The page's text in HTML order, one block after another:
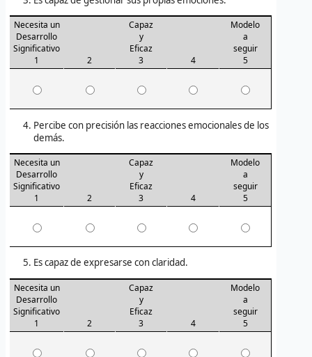
Necesita un
Desarrollo
Significativo
1
2
Capaz
y
Eficaz
3
4
Modelo
a
seguir
5
Percibe con precisión las reacciones emocionales de los
demás.
Necesita un
Desarrollo
Significativo
1
2
Capaz
y
Eficaz
3
4
Modelo
a
seguir
5
Es capaz de expresarse con claridad.
Necesita un
Desarrollo
Significativo
1
2
Capaz
y
Eficaz
3
4
Modelo
a
seguir
5